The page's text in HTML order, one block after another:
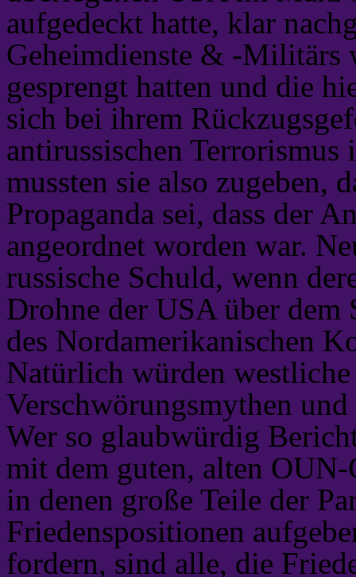
aufgedeckt hatte, klar
Geheimdienste & -Militärs
gesprengt hatten und die
sich bei ihrem
antirussischen
mussten sie also zugeben,
Propaganda sei, dass der
angeordnet worden war.
russische Schuld, wenn
Drohne der USA über dem
des Nordamerikanischen
Natürlich würden
Verschwörungsmythen
Wer so glaubwürdig
mit dem guten, alten
in denen große Teile der
Friedenspositionen
fordern, sind alle, die